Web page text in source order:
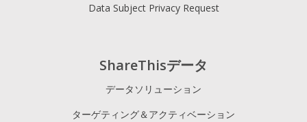
ShareThisデータ
データソリューション
ターゲティング＆アクティベーション
Data Subject Privacy Request